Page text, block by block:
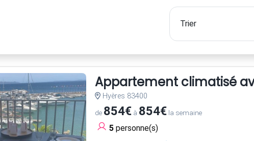
Appartement climatisé
Hyères 83400
de 854€à 854€la semaine
5personne(s)